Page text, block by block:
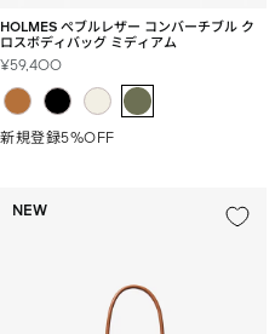
HOLMES ぺブルレザー コンバーチブル ク
ロスボディバッグ ミディアム
セ
ー
ル
格
¥59,400
新規登録5%OFF
NEW